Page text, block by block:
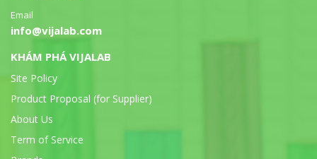
Email
info@vijalab.com
KHÁM PHÁ VIJALAB
Site Policy
Product Proposal (for Supplier)
About Us
Term of Service